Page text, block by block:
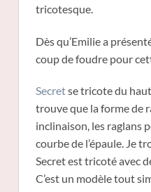
tricotesque.
Dès qu’Emilie a
coup de foudre pour
Secretse tricote du
trouve que la forme de
inclinaison, les raglans
courbe de l’épaule. Je
Secret est tricoté avec
C’est un modèle tout